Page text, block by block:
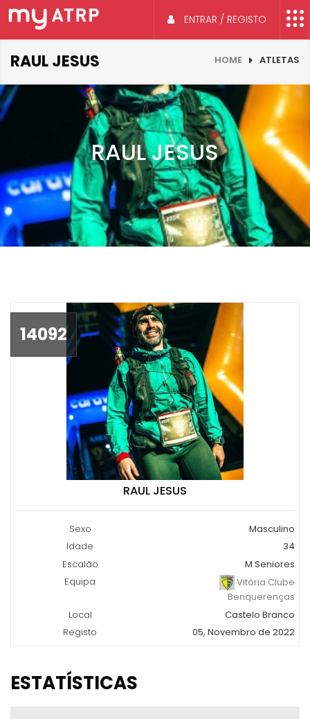
ENTRAR / REGISTO
RAUL JESUS HOME ATLETAS
RAUL JESUS
14092
RAUL JESUS
Sexo
Masculino
Idade
34
Escalão
M Seniores
Equipa
Vitória Clube
Benquerenças
Local
Castelo Branco
Registo
05, Novembro de 2022
ESTATÍSTICAS